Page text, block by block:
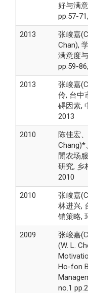
好与满
pp.57-
2013
张峻嘉
Chan),
满意度
pp.59-
2013
张峻嘉
伶, 台中
碍因素,
2013
2010
陈佳宏
Chang)*
閒农场
研究, 乡
2010
2010
张峻嘉
林进兴,
销策略,
2009
张峻嘉
(W. L.
Ho-fon
no.1